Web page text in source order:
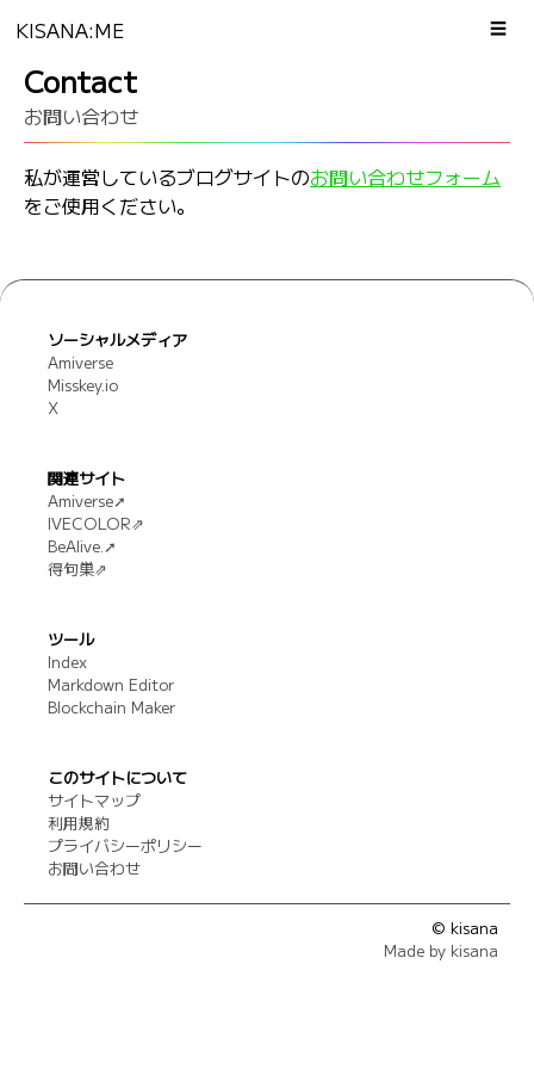
KISANA:ME ☰
Contact
お問い合わせ
私が運営しているブログサイトのお問い合わせフォーム
をご使用ください。
ソーシャルメディア
Amiverse
Misskey.io
X
関連サイト
Amiverse➚
IVECOLOR⇗
BeAlive.➚
得句巣⇗
ツール
Index
Markdown Editor
Blockchain Maker
このサイトについて
サイトマップ
利用規約
プライバシーポリシー
お問い合わせ
© kisana
Made by kisana